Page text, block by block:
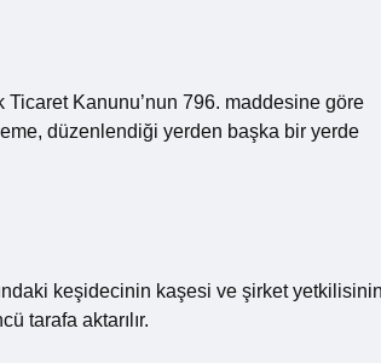
Kanunu’nun 796. maddesine göre
düzenlendiği yerden başka bir yerde
keşidecinin kaşesi ve şirket
tarafa aktarılır.